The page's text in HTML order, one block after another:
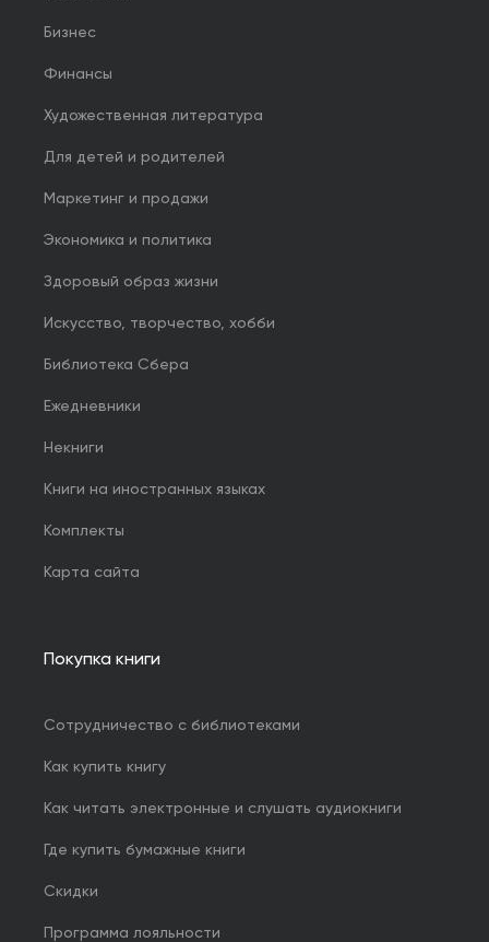
Бизнес
Финансы
Художественная литература
Для детей и родителей
Маркетинг и продажи
Экономика и политика
Здоровый образ жизни
Искусство, творчество, хобби
Библиотека Сбера
Ежедневники
Некниги
Книги на иностранных языках
Комплекты
Карта сайта
Покупка книги
Сотрудничество с библиотеками
Как купить книгу
Как читать электронные и слушать аудиокниги
Где купить бумажные книги
Скидки
Программа лояльности